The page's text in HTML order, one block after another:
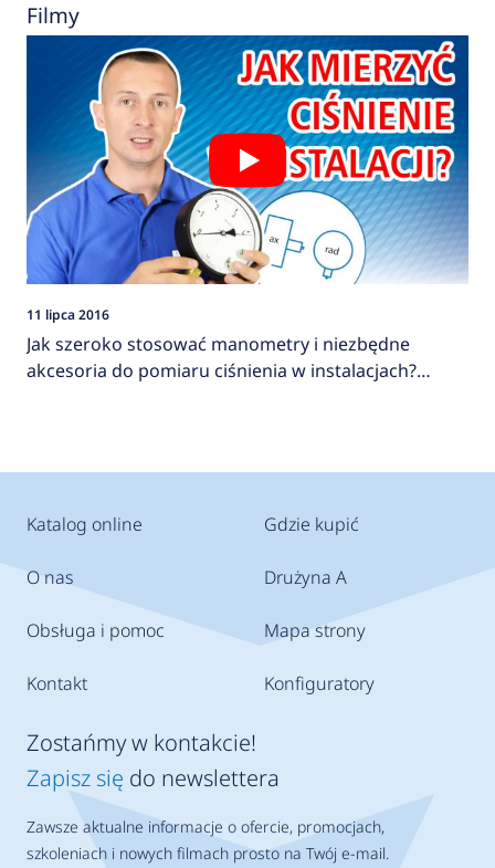
Filmy
11 lipca 2016
Jak szeroko stosować manometry i niezbędne
akcesoria do pomiaru ciśnienia w instalacjach?
Katalog online
O nas
Obsługa i pomoc
Kontakt
Gdzie kupić
Drużyna A
Mapa strony
Konfiguratory
Zostańmy w kontakcie!
Zapisz się do newslettera
Zawsze aktualne informacje o ofercie, promocjach,
szkoleniach i nowych filmach prosto na Twój e-mail.